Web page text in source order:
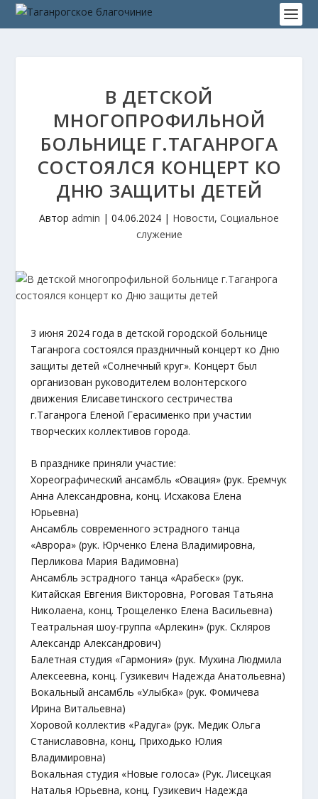
В ДЕТСКОЙ
МНОГОПРОФИЛЬНОЙ
БОЛЬНИЦЕ Г.ТАГАНРОГА
СОСТОЯЛСЯ КОНЦЕРТ КО
ДНЮ ЗАЩИТЫ ДЕТЕЙ
Автор admin | 04.06.2024 | Новости, Социальное
служение
3 июня 2024 года в детской городской больнице
Таганрога состоялся праздничный концерт ко Дню
защиты детей «Солнечный круг». Концерт был
организован руководителем волонтерского
движения Елисаветинского сестричества
г.Таганрога Еленой Герасименко при участии
творческих коллективов города.
В празднике приняли участие:
Хореографический ансамбль «Овация» (рук. Еремчук
Анна Александровна, конц. Исхакова Елена
Юрьевна)
Ансамбль современного эстрадного танца
«Аврора» (рук. Юрченко Елена Владимировна,
Перликова Мария Вадимовна)
Ансамбль эстрадного танца «Арабеск» (рук.
Китайская Евгения Викторовна, Роговая Татьяна
Николаена, конц. Трощеленко Елена Васильевна)
Театральная шоу-группа «Арлекин» (рук. Скляров
Александр Александрович)
Балетная студия «Гармония» (рук. Мухина Людмила
Алексеевна, конц. Гузикевич Надежда Анатольевна)
Вокальный ансамбль «Улыбка» (рук. Фомичева
Ирина Витальевна)
Хоровой коллектив «Радуга» (рук. Медик Ольга
Станиславовна, конц, Приходько Юлия
Владимировна)
Вокальная студия «Новые голоса» (Рук. Лисецкая
Наталья Юрьевна, конц. Гузикевич Надежда